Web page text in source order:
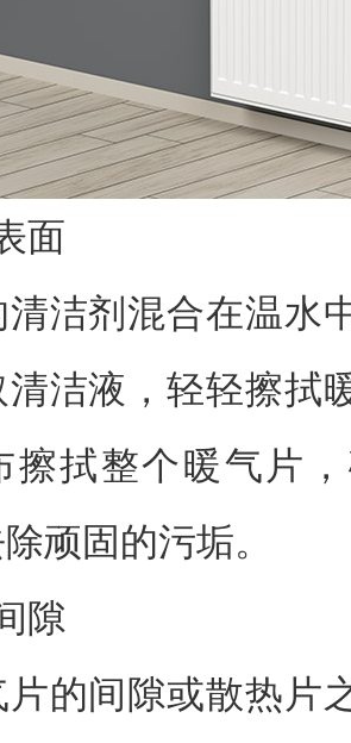
面
洁剂混合在温水
洁液，轻轻擦拭
擦拭整个暖气片
顽固的污垢。
隙
片的间隙或散热片